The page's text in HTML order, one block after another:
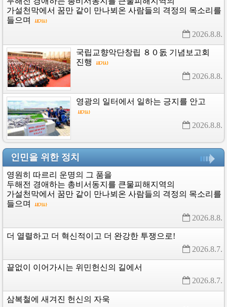
가설천막에서 꿈만 같이 만나뵈온 사람들의 격정의 목소리를
들으며
2026.8.8.
국립교향악단창립 ８０돐 기념보고회
진행
2026.8.8.
영광의 일터에서 일하는 긍지를 안고
2026.8.8.
인민을 위한 정치
영원히 따르리 운명의 그 품을
두해전 경애하는 총비서동지를 큰물피해지역의
가설천막에서 꿈만 같이 만나뵈온 사람들의 격정의 목소리를
들으며
2026.8.8.
더 열렬하고 더 혁신적이고 더 완강한 투쟁으로!
2026.8.7.
끝없이 이어가시는 위민헌신의 길에서
2026.8.7.
삼복철에 새겨진 헌신의 자욱